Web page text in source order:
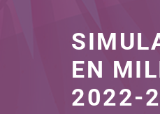
EN
2022-